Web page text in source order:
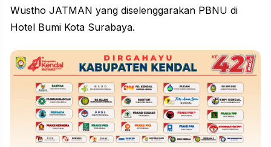
Wustho JATMAN yang diselenggarakan PBNU di
Hotel Bumi Kota Surabaya.